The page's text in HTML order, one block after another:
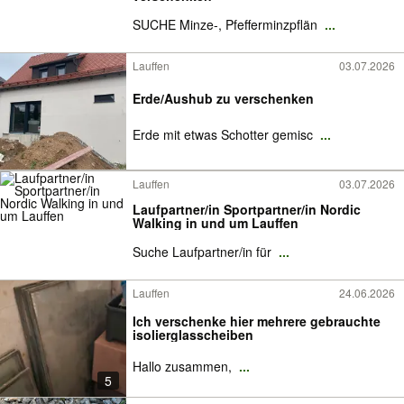
SUCHE Minze-, Pfefferminzpflän ...
Lauffen 03.07.2026
Erde/Aushub zu verschenken
Erde mit etwas Schotter gemisc ...
Lauffen 03.07.2026
Laufpartner/in Sportpartner/in Nordic
Walking in und um Lauffen
Suche Laufpartner/in für ...
5
Lauffen 24.06.2026
Ich verschenke hier mehrere gebrauchte
isolierglasscheiben
​Hallo zusammen, ...